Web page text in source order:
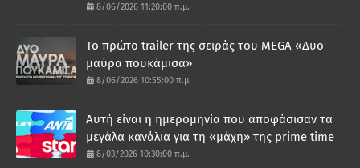
8/06/2026 11:20:00 π.μ.
Το πρώτο trailer της σειράς του MEGA «Δυο
μαύρα πουκάμισα»
8/06/2026 10:55:00 π.μ.
Αυτή είναι η ημερομηνία που αποφάσισαν τα
μεγάλα κανάλια για τη «μάχη» της prime time
8/03/2026 10:30:00 π.μ.